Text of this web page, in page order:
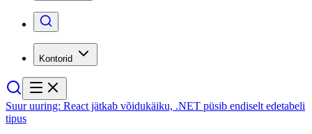
Kontorid
Suur uuring: React jätkab võidukäiku, .NET püsib endiselt edetabeli
tipus